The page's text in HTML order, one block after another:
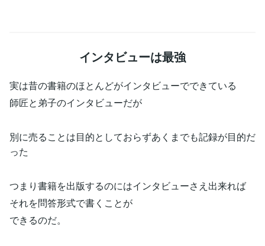
インタビューは最強
実は昔の書籍のほとんどがインタビューでできている
師匠と弟子のインタビューだが
別に売ることは目的としておらずあくまでも記録が目的だ
った
つまり書籍を出版するのにはインタビューさえ出来れば
それを問答形式で書くことが
できるのだ。